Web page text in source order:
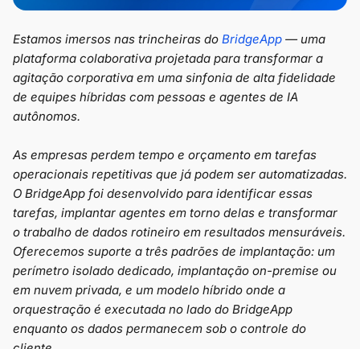
Estamos imersos nas trincheiras do BridgeApp — uma
plataforma colaborativa projetada para transformar a
agitação corporativa em uma sinfonia de alta fidelidade
de equipes híbridas com pessoas e agentes de IA
autônomos.
As empresas perdem tempo e orçamento em tarefas
operacionais repetitivas que já podem ser automatizadas.
O BridgeApp foi desenvolvido para identificar essas
tarefas, implantar agentes em torno delas e transformar
o trabalho de dados rotineiro em resultados mensuráveis.
Oferecemos suporte a três padrões de implantação: um
perímetro isolado dedicado, implantação on-premise ou
em nuvem privada, e um modelo híbrido onde a
orquestração é executada no lado do BridgeApp
enquanto os dados permanecem sob o controle do